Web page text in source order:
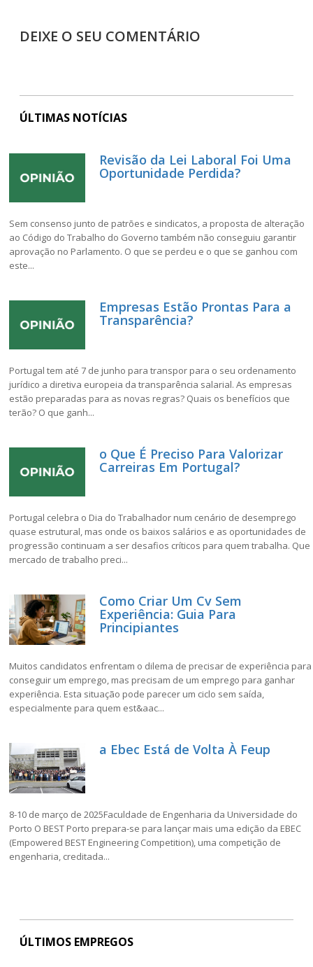
DEIXE O SEU COMENTÁRIO
ÚLTIMAS NOTÍCIAS
Revisão da Lei Laboral Foi Uma
Oportunidade Perdida?
Sem consenso junto de patrões e sindicatos, a proposta de alteração
ao Código do Trabalho do Governo também não conseguiu garantir
aprovação no Parlamento. O que se perdeu e o que se ganhou com
este...
Empresas Estão Prontas Para a
Transparência?
Portugal tem até 7 de junho para transpor para o seu ordenamento
jurídico a diretiva europeia da transparência salarial. As empresas
estão preparadas para as novas regras? Quais os benefícios que
terão? O que ganh...
o Que É Preciso Para Valorizar
Carreiras Em Portugal?
Portugal celebra o Dia do Trabalhador num cenário de desemprego
quase estrutural, mas onde os baixos salários e as oportunidades de
progressão continuam a ser desafios críticos para quem trabalha. Que
mercado de trabalho preci...
Como Criar Um Cv Sem
Experiência: Guia Para
Principiantes
Muitos candidatos enfrentam o dilema de precisar de experiência para
conseguir um emprego, mas precisam de um emprego para ganhar
experiência. Esta situação pode parecer um ciclo sem saída,
especialmente para quem est&aac...
a Ebec Está de Volta À Feup
8-10 de março de 2025Faculdade de Engenharia da Universidade do
Porto O BEST Porto prepara-se para lançar mais uma edição da EBEC
(Empowered BEST Engineering Competition), uma competição de
engenharia, creditada...
ÚLTIMOS EMPREGOS